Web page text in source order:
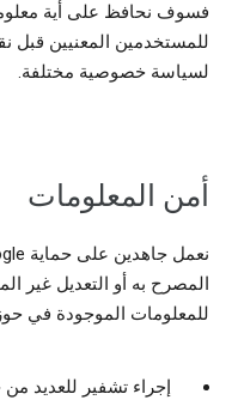
فسوف نحافظ على أية
للمستخدمين المعنيين قبل
لسياسة خصوصية مختلفة.
أمن المعلومات
المصرح به أو التعديل غير
للمعلومات الموجودة في
إجراء تشفير للعديد من